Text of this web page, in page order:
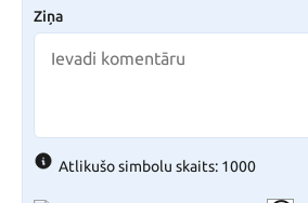
Ziņa
Atlikušo simbolu skaits: 1000